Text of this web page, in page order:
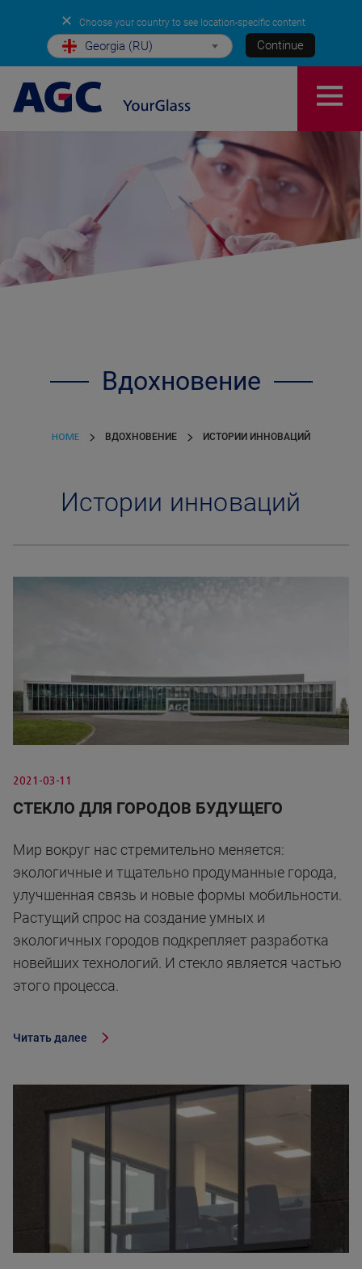
✕ Choose your country to see location-specific content
Georgia (RU) Continue
Вдохновение
HOME ВДОХНОВЕНИЕ ИСТОРИИ ИННОВАЦИЙ
Истории инноваций
2021-03-11
СТЕКЛО ДЛЯ ГОРОДОВ БУДУЩЕГО
Мир вокруг нас стремительно меняется:
экологичные и тщательно продуманные города,
улучшенная связь и новые формы мобильности.
Растущий спрос на создание умных и
экологичных городов подкрепляет разработка
новейших технологий. И стекло является частью
этого процесса.
Читать далее